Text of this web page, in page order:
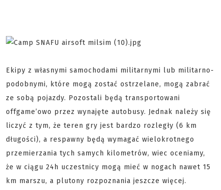
Ekipy z własnymi samochodami militarnymi lub militarno-
podobnymi, które mogą zostać ostrzelane, mogą zabrać
ze sobą pojazdy. Pozostali będą transportowani
offgame’owo przez wynajęte autobusy. Jednak należy się
liczyć z tym, że teren gry jest bardzo rozległy (6 km
długości), a respawny będą wymagać wielokrotnego
przemierzania tych samych kilometrów, wiec oceniamy,
że w ciągu 24h uczestnicy mogą mieć w nogach nawet 15
km marszu, a plutony rozpoznania jeszcze więcej.